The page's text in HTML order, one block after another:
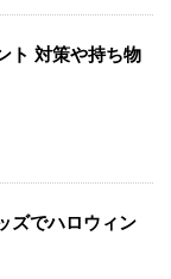
ト 対策や持ち物
ズでハロウィン